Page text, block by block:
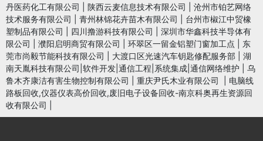
丹医药化工有限公司
陕西云麦信息技术有限公司
沧州市铂艺网络
技术服务有限公司
青州林锦花卉苗木有限公司
台州市椒江中贸橡
塑制品有限公司
四川撸游科技有限公司
深圳市华鑫科技半导体有
限公司
濮阳启明商贸有限公司 环翠区一留金铝塑门窗加工点
东
莞市尚毅节能科技有限公司
大渡口区光速汽车钥匙修配服务部
湖
南天胤科技有限公司|软件开发|通信工程|系统集成|通信网络维护
乌
鲁木齐康洁有害生物控制有限公司
重庆尹氏木业有限公司
电脑线
路板回收,仪器仪表高价回收,废旧电子设备回收-南京科奥再生资源回
收有限公司